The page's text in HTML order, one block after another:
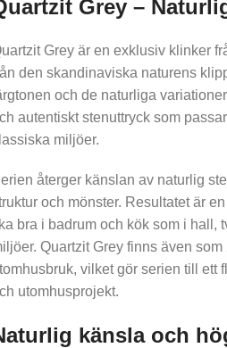
Grey –
Grey är en exklusiv klinker
den skandinaviska naturens
och de naturliga
autentiskt stenuttryck som
miljöer.
återger känslan av naturlig
och mönster. Resultatet är
bra i badrum och kök som i hall,
Quartzit Grey finns även
vilket gör serien till ett
utomhusprojekt.
känsla och